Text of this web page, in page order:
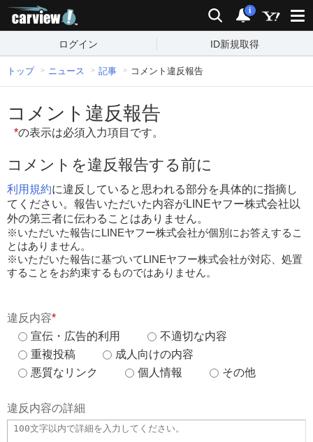
検索 通知
i
ログイン ID新規取得
トップ ニュース 記事 コメント違反報告
コメント違反報告
*の表示は必須入力項目です。
コメントを違反報告する前に
利用規約に違反していると思われる部分を具体的に指摘し
てください。報告いただいた内容がLINEヤフー株式会社以
外の第三者に伝わることはありません。
※いただいた報告にLINEヤフー株式会社が個別にお答えするこ
とはありません。
※いただいた報告に基づいてLINEヤフー株式会社が対応、処置
することをお約束するものではありません。
違反内容*
宣伝・広告的利用
不適切な内容
重複投稿
成人向けの内容
悪質なリンク
個人情報 その他
違反内容の詳細